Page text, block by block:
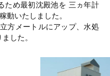
ため最初沈殿池を 三ヵ年計
動いたしました。
方メートルにアップ、水処
した。